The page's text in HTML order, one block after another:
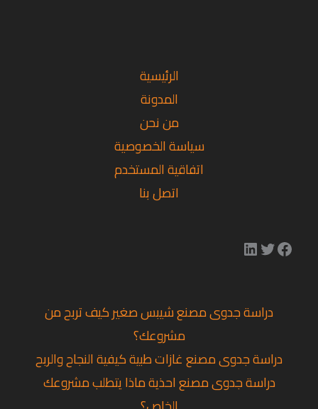
الرئيسية
المدونة
من نحن
سياسة الخصوصية
اتفاقية المستخدم
اتصل بنا
دراسة جدوى مصنع شيبس صغير كيف تربح من
مشروعك؟
دراسة جدوى مصنع غازات طبية كيفية النجاح والربح
دراسة جدوى مصنع احذية ماذا يتطلب مشروعك